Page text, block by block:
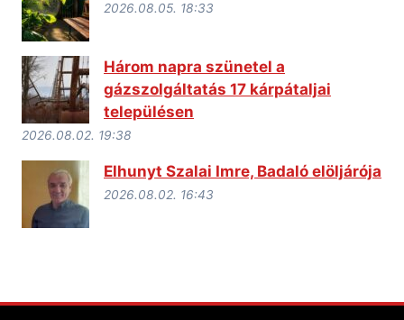
2026.08.05. 18:33
Három napra szünetel a
gázszolgáltatás 17 kárpátaljai
településen
2026.08.02. 19:38
Elhunyt Szalai Imre, Badaló elöljárója
2026.08.02. 16:43